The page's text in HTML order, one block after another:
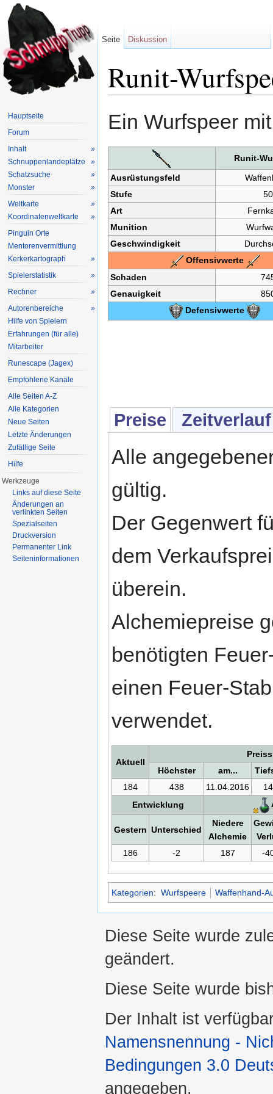
Runit-
Ein Wurfspeer
Runit-
Ausrüstungsfeld
Stufe
50
Art
Munition
Geschwindigkeit
Offensivwerte
Schaden
Genauigkeit
Defensivwerte
Preise Zeitverlauf
Alle
gültig.
Der Gegenwert
dem
überein.
Alchemiepreise
benötigten
einen Feuer-
verwendet.
Aktuell
Höchster
am...
184
438 11.04.2016
Entwicklung
Gestern Unterschied
Niedere
Alchemie
186
-2 187 -
Kategorien: Wurfspeere Waffenhand-
Seite Diskussion
Hauptseite
Forum
Inhalt
»
Schnuppenlandeplätze
»
Schatzsuche
»
Monster
»
Weltkarte
»
Koordinatenweltkarte
»
Pinguin Orte
Mentorenvermittlung
Kerkerkartograph
»
Spielerstatistik
»
Rechner
»
Autorenbereiche
»
Hilfe von Spielern
Erfahrungen (für alle)
Mitarbeiter
Runescape (Jagex)
Empfohlene Kanäle
Alle Seiten A-Z
Alle Kategorien
Neue Seiten
Letzte Änderungen
Zufällige Seite
Hilfe
Werkzeuge
Links auf diese Seite
Änderungen an
verlinkten Seiten
Spezialseiten
Druckversion
Permanenter Link
Seiteninformationen
Diese Seite wurde
geändert.
Diese Seite wurde
Der Inhalt ist
Namensnennung -
Bedingungen 3.0
angegeben.